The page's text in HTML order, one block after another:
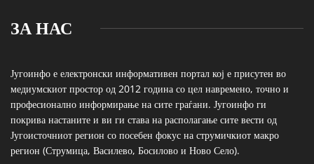
ЗА НАС
Југоинфо е електронски информативен портал кој е присутен во
медиумскиот простор од 2012 година со цел навремено, точно и
професионално информирање на сите граѓани. Југоинфо ги
покрива настаните и ви ги става на располагање сите вести од
Југоисточниот регион со посебен фокус на струмичкиот макро
регион (Струмица, Василево, Босилово и Ново Село).